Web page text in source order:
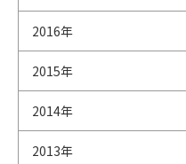
2016年
2015年
2014年
2013年